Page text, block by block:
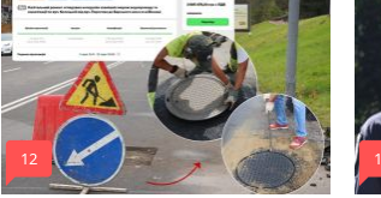
mode_comment
12